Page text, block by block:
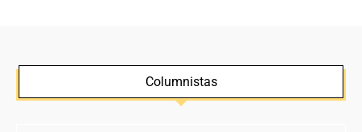
Columnistas